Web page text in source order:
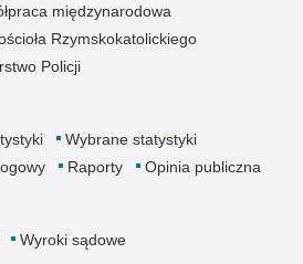
międzynarodowa
Rzymskokatolickiego
Policji
Wybrane statystyki
Raporty Opinia publiczna
Wyroki sądowe